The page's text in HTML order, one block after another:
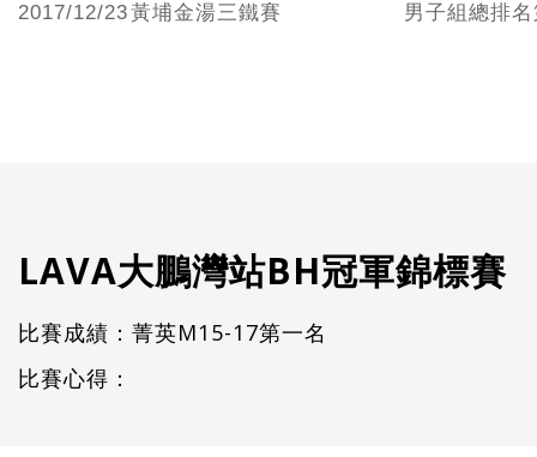
2017/12/23黃埔金湯三鐵賽 男子組總排
LAVA大鵬灣站BH冠軍錦標賽
比賽成績：菁英M15-17第一名
比賽心得：